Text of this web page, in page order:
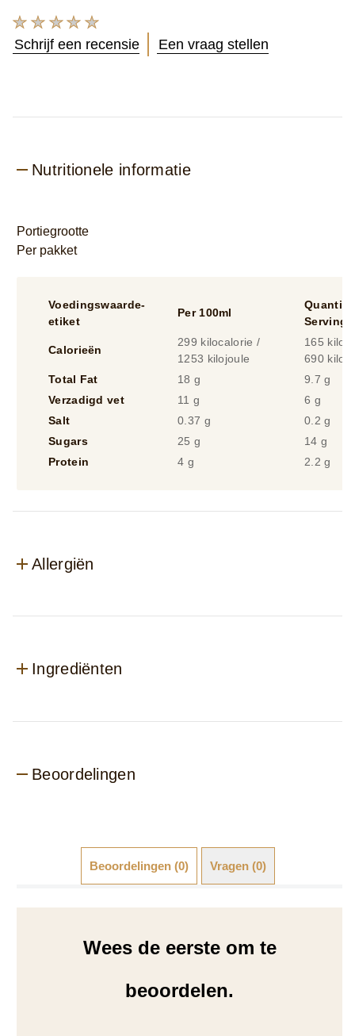
Geen
ingediend
Schrijf een recensie Een vraag stellen
Nutritionele informatie
Portiegrootte
Per pakket
Voedingswaarde-
etiket
Per 100ml
Quantity
Serving
Calorieën
299 kilocalorie /
1253 kilojoule
165
690
Total Fat
18 g
9.7 g
Verzadigd vet
11 g
6 g
Salt
0.37 g
0.2 g
Sugars
25 g
14 g
Protein
4 g 2.2 g
Allergiën
Ingrediënten
Beoordelingen
Beoordelingen (0) Vragen (0)
Wees de eerste om te
beoordelen.